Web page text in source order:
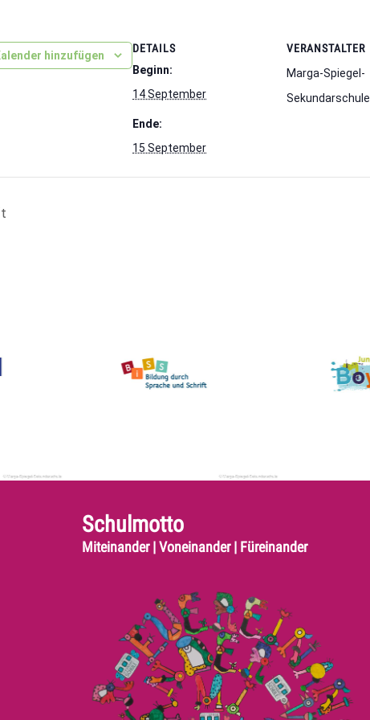
hinzufügen
DETAILS
Beginn:
14 September
Ende:
15 September
VERANSTALTER
Marga-Spiegel-
Sekundarschule
Schulmotto
Miteinander | Voneinander | Füreinander